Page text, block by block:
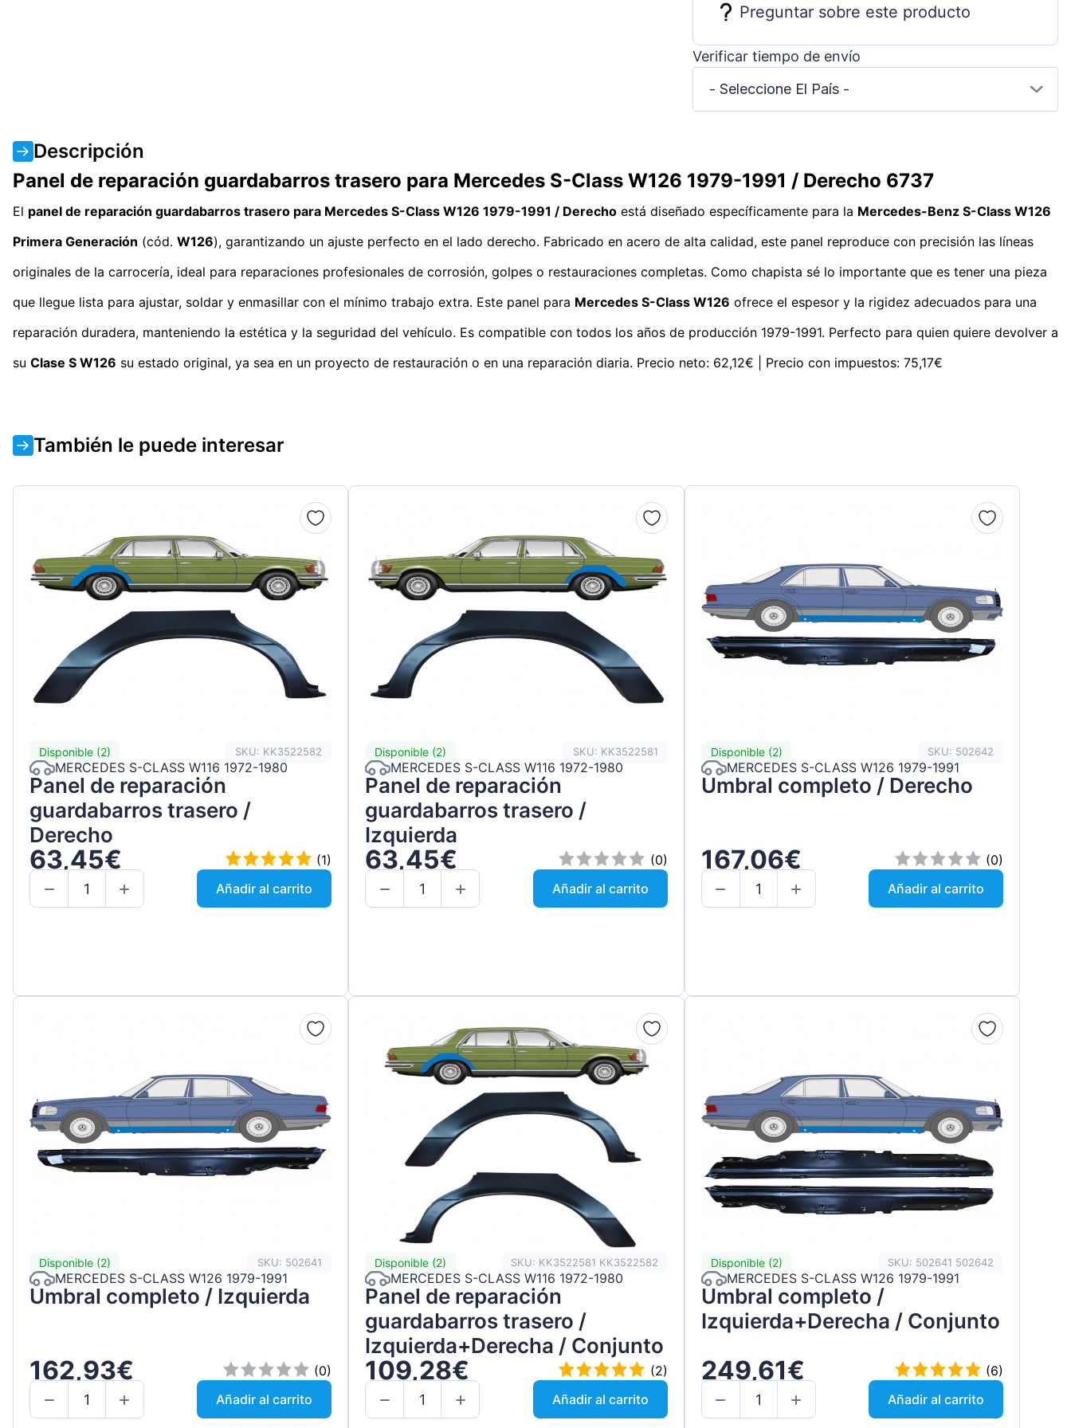
Preguntar sobre este producto
Verificar tiempo de envío
- Seleccione El País -
Descripción
Panel de reparación guardabarros trasero para Mercedes S-Class W126 1979-1991 / Derecho 6737
El panel de reparación guardabarros trasero para Mercedes S-Class W126 1979-1991 / Derecho está diseñado específicamente para la Mercedes-Benz S-Class W126
Primera Generación (cód. W126), garantizando un ajuste perfecto en el lado derecho. Fabricado en acero de alta calidad, este panel reproduce con precisión las líneas
originales de la carrocería, ideal para reparaciones profesionales de corrosión, golpes o restauraciones completas. Como chapista sé lo importante que es tener una pieza
que llegue lista para ajustar, soldar y enmasillar con el mínimo trabajo extra. Este panel para Mercedes S-Class W126 ofrece el espesor y la rigidez adecuados para una
reparación duradera, manteniendo la estética y la seguridad del vehículo. Es compatible con todos los años de producción 1979-1991. Perfecto para quien quiere devolver a
su Clase S W126 su estado original, ya sea en un proyecto de restauración o en una reparación diaria. Precio neto: 62,12€ | Precio con impuestos: 75,17€
También le puede interesar
Disponible (2) SKU: KK3522582
MERCEDES S-CLASS W116 1972-1980
Panel de reparación
guardabarros trasero /
Derecho
63,45€
(1)
Añadir al carrito
Disponible (2) SKU: KK3522581
MERCEDES S-CLASS W116 1972-1980
Panel de reparación
guardabarros trasero /
Izquierda
63,45€
(0)
Añadir al carrito
Disponible (2) SKU: 502642
MERCEDES S-CLASS W126 1979-1991
Umbral completo / Derecho
167,06€
(0)
Añadir al carrito
Disponible (2) SKU: 502641
MERCEDES S-CLASS W126 1979-1991
Umbral completo / Izquierda
162,93€
(0)
Añadir al carrito
Disponible (2) SKU: KK3522581 KK3522582
MERCEDES S-CLASS W116 1972-1980
Panel de reparación
guardabarros trasero /
Izquierda+Derecha / Conjunto
109,28€
(2)
Añadir al carrito
Disponible (2) SKU: 502641 502642
MERCEDES S-CLASS W126 1979-1991
Umbral completo /
Izquierda+Derecha / Conjunto
249,61€
(6)
Añadir al carrito